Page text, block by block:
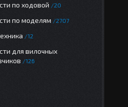
по ходовой 20
по моделям 2707
12
для вилочных
126